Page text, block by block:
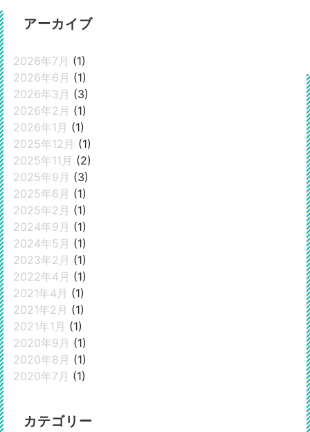
アーカイブ
2026年7月 (1)
2026年6月 (1)
2026年3月 (3)
2026年2月 (1)
2026年1月 (1)
2025年12月 (1)
2025年11月 (2)
2025年9月 (3)
2025年6月 (1)
2025年2月 (1)
2024年9月 (1)
2024年5月 (1)
2023年2月 (1)
2022年4月 (1)
2021年4月 (1)
2021年2月 (1)
2021年1月 (1)
2020年9月 (1)
2020年8月 (1)
2020年7月 (1)
カテゴリー